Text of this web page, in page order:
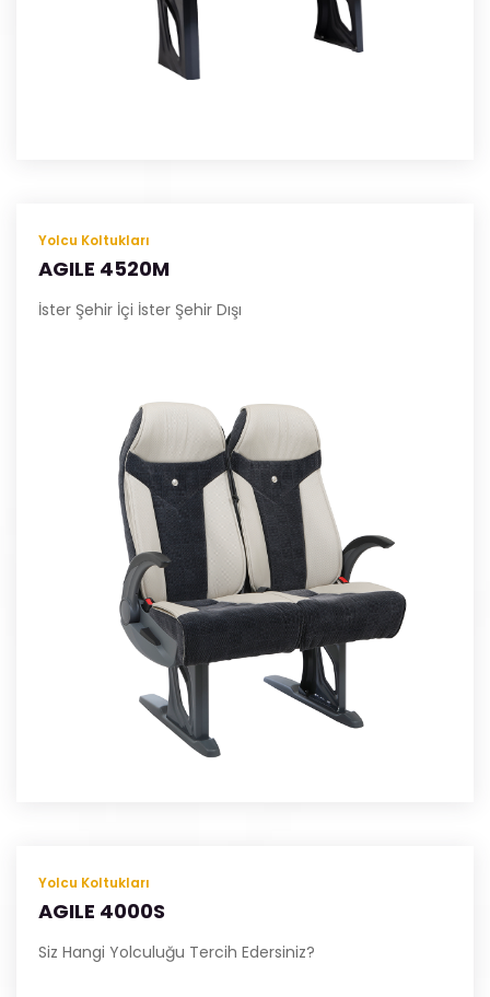
Yolcu Koltukları
AGILE 4520M
İster Şehir İçi İster Şehir Dışı
Yolcu Koltukları
AGILE 4000S
Siz Hangi Yolculuğu Tercih Edersiniz?